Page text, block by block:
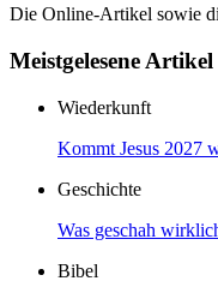
Die Online-Artikel sowie
Meistgelesene Artikel
Wiederkunft
Kommt Jesus 2027
Geschichte
Was geschah
Bibel